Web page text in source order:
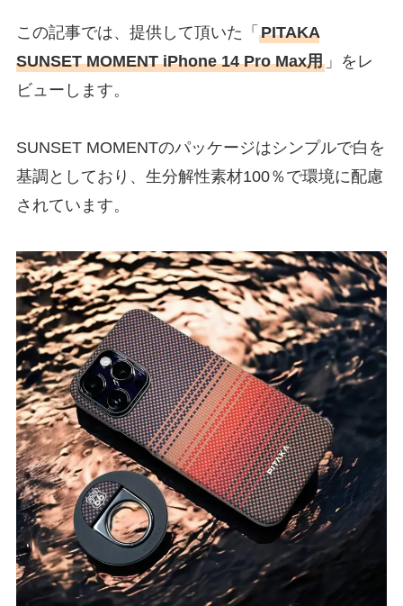
この記事では、提供して頂いた「 PITAKA
SUNSET MOMENT iPhone 14 Pro Max用」をレ
ビューします。
SUNSET MOMENTのパッケージはシンプルで白を
基調としており、生分解性素材100％で環境に配慮
されています。